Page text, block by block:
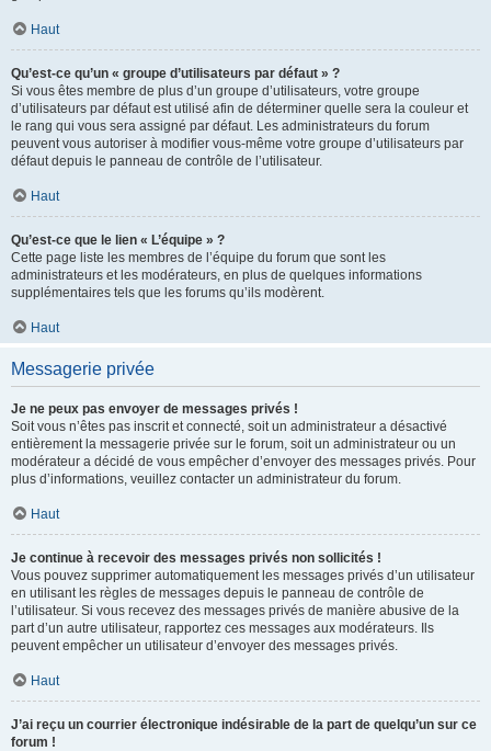
Haut
Qu’est-ce qu’un « groupe d’utilisateurs par défaut » ?
Si vous êtes membre de plus d’un groupe d’utilisateurs, votre groupe
d’utilisateurs par défaut est utilisé afin de déterminer quelle sera la couleur et
le rang qui vous sera assigné par défaut. Les administrateurs du forum
peuvent vous autoriser à modifier vous-même votre groupe d’utilisateurs par
défaut depuis le panneau de contrôle de l’utilisateur.
Haut
Qu’est-ce que le lien « L’équipe » ?
Cette page liste les membres de l’équipe du forum que sont les
administrateurs et les modérateurs, en plus de quelques informations
supplémentaires tels que les forums qu’ils modèrent.
Haut
Messagerie privée
Je ne peux pas envoyer de messages privés !
Soit vous n’êtes pas inscrit et connecté, soit un administrateur a désactivé
entièrement la messagerie privée sur le forum, soit un administrateur ou un
modérateur a décidé de vous empêcher d’envoyer des messages privés. Pour
plus d’informations, veuillez contacter un administrateur du forum.
Haut
Je continue à recevoir des messages privés non sollicités !
Vous pouvez supprimer automatiquement les messages privés d’un utilisateur
en utilisant les règles de messages depuis le panneau de contrôle de
l’utilisateur. Si vous recevez des messages privés de manière abusive de la
part d’un autre utilisateur, rapportez ces messages aux modérateurs. Ils
peuvent empêcher un utilisateur d’envoyer des messages privés.
Haut
J’ai reçu un courrier électronique indésirable de la part de quelqu’un sur ce
forum !